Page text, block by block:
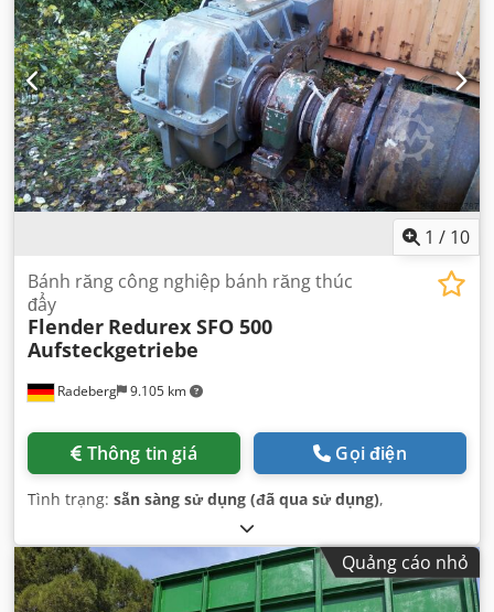
1 / 10
Radeberg 9.105 km
Bánh răng công nghiệp bánh răng thúc
đẩy
Flender Redurex SFO 500
Aufsteckgetriebe
Thông tin giá Gọi điện
Tình trạng: sẵn sàng sử dụng (đã qua sử dụng),
Quảng cáo nhỏ